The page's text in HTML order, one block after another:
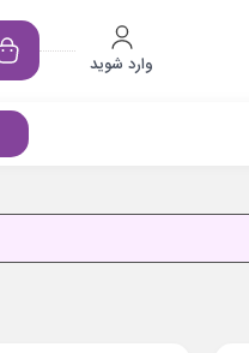
وارد شوید